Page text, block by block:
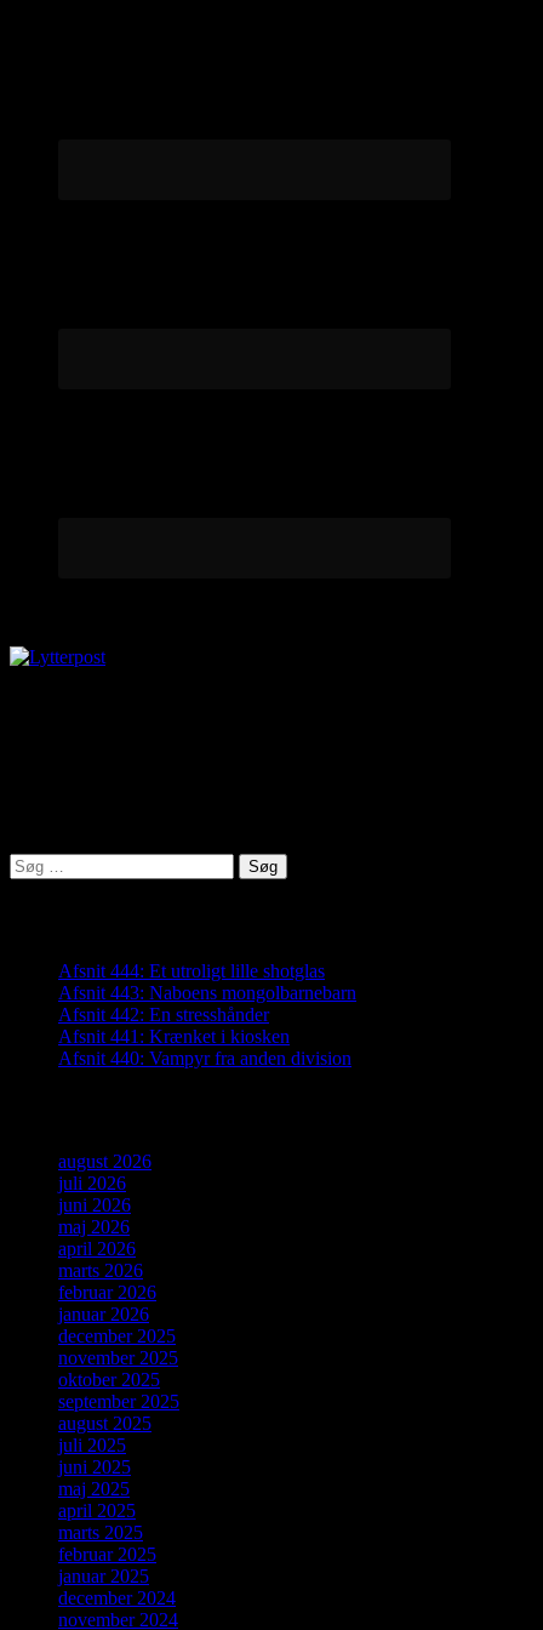
Søg
efter:
Afsnit 444: Et utroligt lille shotglas
Afsnit 443: Naboens mongolbarnebarn
Afsnit 442: En stresshånder
Afsnit 441: Krænket i kiosken
Afsnit 440: Vampyr fra anden division
august 2026
juli 2026
juni 2026
maj 2026
april 2026
marts 2026
februar 2026
januar 2026
december 2025
november 2025
oktober 2025
september 2025
august 2025
juli 2025
juni 2025
maj 2025
april 2025
marts 2025
februar 2025
januar 2025
december 2024
november 2024